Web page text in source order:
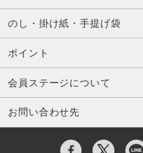
のし・掛け紙・手提げ袋
ポイント
会員ステージについて
お問い合わせ先